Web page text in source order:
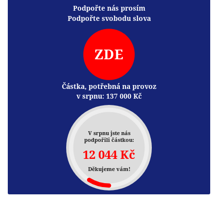
Podpořte nás prosím
Podpořte svobodu slova
ZDE
Částka, potřebná na provoz
v srpnu: 137 000 Kč
V srpnu jste nás
podpořili částkou:
12 044 Kč
Děkujeme vám!